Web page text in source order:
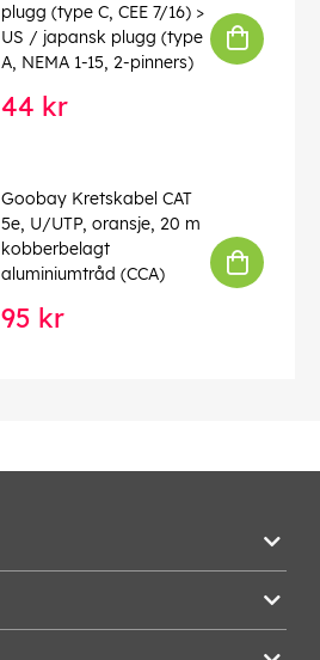
plugg (type C, CEE 7/16) >
US / japansk plugg (type
A, NEMA 1-15, 2-pinners)
44 kr
Goobay Kretskabel CAT
5e, U/UTP, oransje, 20 m
kobberbelagt
aluminiumtråd (CCA)
95 kr